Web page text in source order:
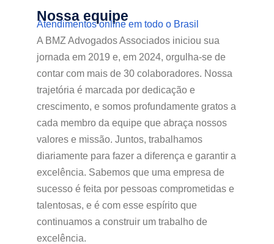
Nossa equipe
Atendimentos online em todo o Brasil
A BMZ Advogados Associados iniciou sua
jornada em 2019 e, em 2024, orgulha-se de
contar com mais de 30 colaboradores. Nossa
trajetória é marcada por dedicação e
crescimento, e somos profundamente gratos a
cada membro da equipe que abraça nossos
valores e missão. Juntos, trabalhamos
diariamente para fazer a diferença e garantir a
excelência. Sabemos que uma empresa de
sucesso é feita por pessoas comprometidas e
talentosas, e é com esse espírito que
continuamos a construir um trabalho de
excelência.